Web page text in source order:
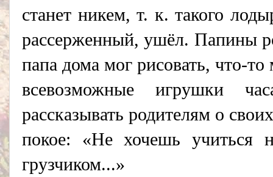
станет никем, т. к. такого
рассерженный, ушёл. Папины
папа дома мог рисовать, что-
всевозможные игрушки
рассказывать родителям о
покое: «Не хочешь учиться
грузчиком...»